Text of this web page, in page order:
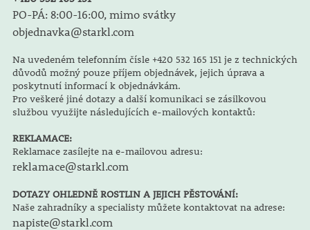
PO-PÁ: 8:00-16:00, mimo svátky
objednavka@starkl.com
Na uvedeném telefonním čísle +420 532 165 151 je z technických
důvodů možný pouze příjem objednávek, jejich úprava a
poskytnutí informací k objednávkám.
Pro veškeré jiné dotazy a další komunikaci se zásilkovou
službou využijte následujících e-mailových kontaktů:
REKLAMACE:
Reklamace zasílejte na e-mailovou adresu:
reklamace@starkl.com
DOTAZY OHLEDNĚ ROSTLIN A JEJICH PĚSTOVÁNÍ:
Naše zahradníky a specialisty můžete kontaktovat na adrese:
napiste@starkl.com